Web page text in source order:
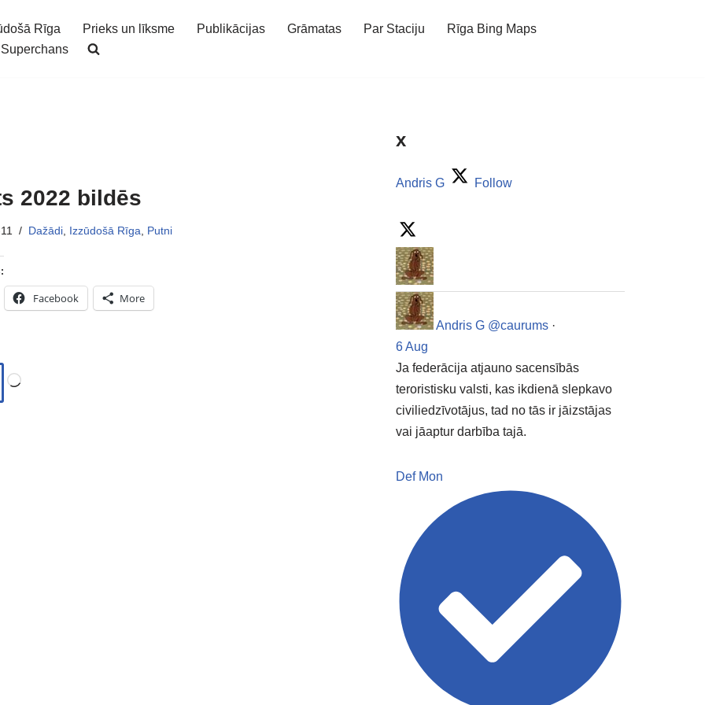
Rīga Prieks un līksme Publikācijas Grāmatas Par Staciju
Rīga Bing Maps
Superchans
2022 bildēs
Dažādi Izzūdošā Rīga Putni
Facebook More
x
Andris G Follow
Andris G @caurums ·
6 Aug
Ja federācija atjauno sacensībās
teroristisku valsti, kas ikdienā slepkavo
civiliedzīvotājus, tad no tās ir jāizstājas
vai jāaptur darbība tajā.
Def Mon